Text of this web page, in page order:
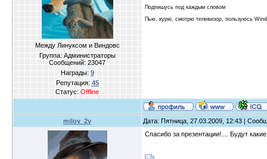
Между Линуксом и Виндовс
Группа: Администраторы
Сообщений: 23047
Награды: 9
Репутация: 45
Статус: Offline
Подпишусь под каждым словом
Пью, курю, смотрю телевизор, пользуюсь
milov_2v Дата: Пятница, 27.03.2009, 12:43 |
Спасибо за презентации!.... Будут